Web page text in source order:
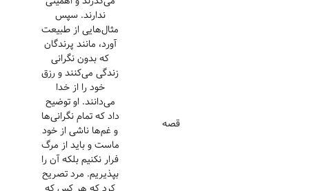
قصه
ندارند. سپس
مثال‌هایی از طبیعت
آورد، مانند پرندگان
که بدون نگرانی
زندگی می‌کنند و رزق
خود را از خدا
می‌دانند. او توضیح
داد که تمام نگرانی‌ها
و غم‌ها ناشی از خود
ماست و باید از مرگ
فرار نکنیم بلکه آن را
بپذیریم. مرد تصریح